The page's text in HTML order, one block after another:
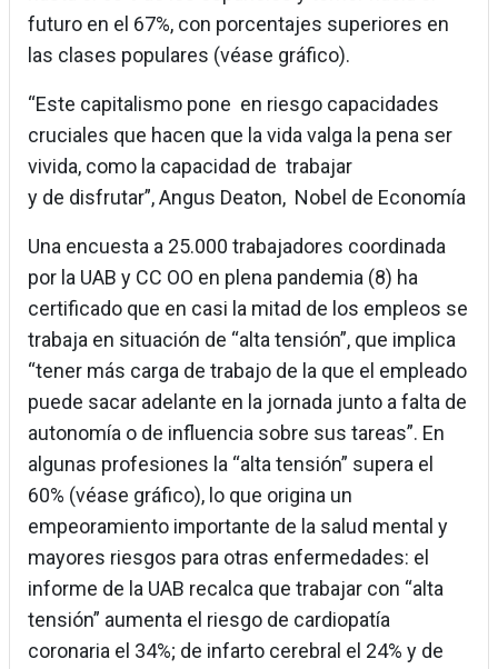
futuro en el 67%, con porcentajes superiores en
las clases populares (véase gráfico).
“Este capitalismo pone en riesgo capacidades
cruciales que hacen que la vida valga la pena ser
vivida, como la capacidad de trabajar
y de disfrutar”, Angus Deaton, Nobel de Economía
Una encuesta a 25.000 trabajadores coordinada
por la UAB y CC OO en plena pandemia (8) ha
certificado que en casi la mitad de los empleos se
trabaja en situación de “alta tensión”, que implica
“tener más carga de trabajo de la que el empleado
puede sacar adelante en la jornada junto a falta de
autonomía o de influencia sobre sus tareas”. En
algunas profesiones la “alta tensión” supera el
60% (véase gráfico), lo que origina un
empeoramiento importante de la salud mental y
mayores riesgos para otras enfermedades: el
informe de la UAB recalca que trabajar con “alta
tensión” aumenta el riesgo de cardiopatía
coronaria el 34%; de infarto cerebral el 24% y de